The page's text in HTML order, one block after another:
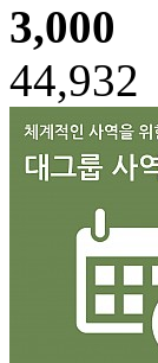
3,000
44,932